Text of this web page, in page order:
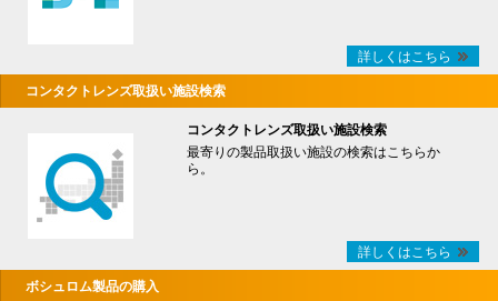
詳しくはこちら
コンタクトレンズ取扱い施設検索
コンタクトレンズ取扱い施設検索
最寄りの製品取扱い施設の検索はこちらか
ら。
詳しくはこちら
ボシュロム製品の購入